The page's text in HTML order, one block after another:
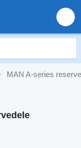
MAN A-series